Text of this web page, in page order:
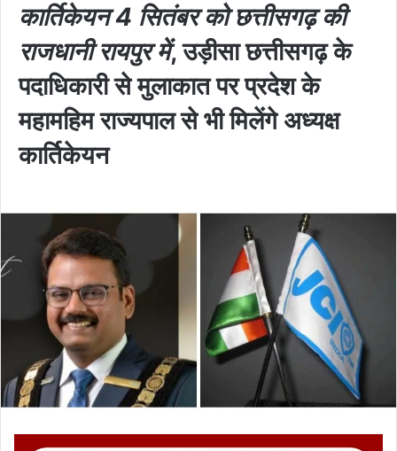
कार्तिकेयन 4 सितंबर को छत्तीसगढ़ की
राजधानी रायपुर में, उड़ीसा छत्तीसगढ़ के
पदाधिकारी से मुलाकात पर प्रदेश के
महामहिम राज्यपाल से भी मिलेंगे अध्यक्ष
कार्तिकेयन